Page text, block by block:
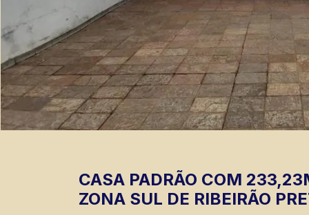
CASA PADRÃO COM
ZONA SUL DE RIBEIRÃO